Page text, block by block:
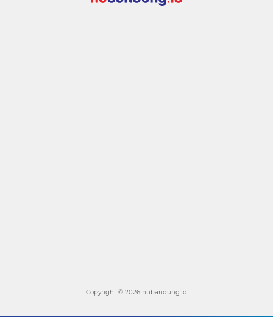
Copyright © 2026 nubandung.id